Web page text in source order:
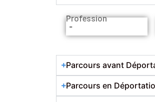
Profession
-
Parcours avant
Parcours en